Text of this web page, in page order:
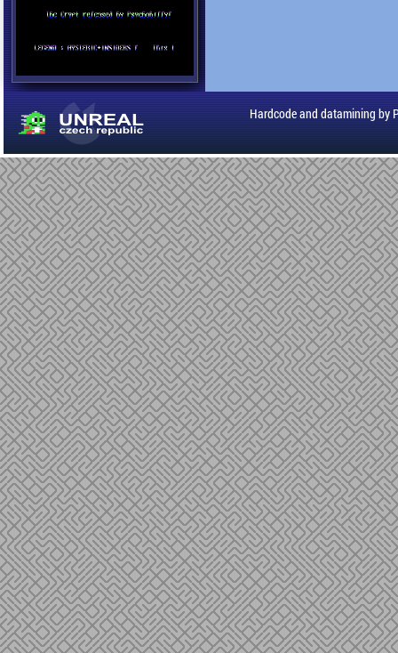
Hardcode and datamining by